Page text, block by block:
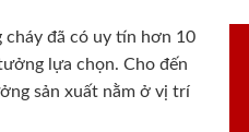
cháy đã có uy tín hơn 10
lựa chọn. Cho đến
sản xuất nằm ở vị trí